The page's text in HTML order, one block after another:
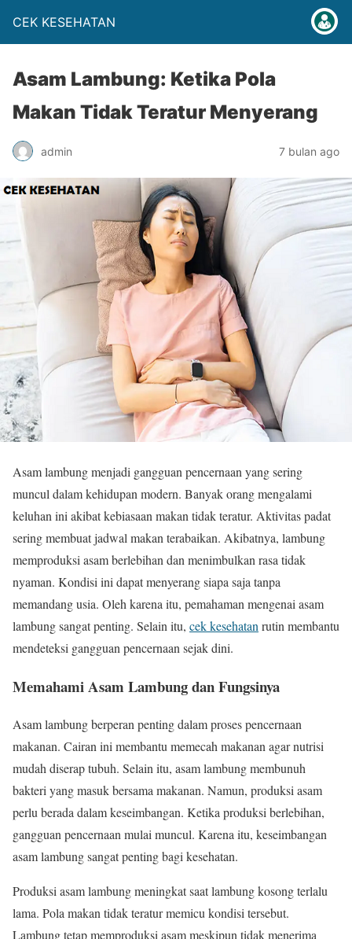
CEK KESEHATAN
Asam Lambung: Ketika Pola
Makan Tidak Teratur Menyerang
admin 7 bulan ago
Asam lambung menjadi gangguan pencernaan yang sering
muncul dalam kehidupan modern. Banyak orang mengalami
keluhan ini akibat kebiasaan makan tidak teratur. Aktivitas padat
sering membuat jadwal makan terabaikan. Akibatnya, lambung
memproduksi asam berlebihan dan menimbulkan rasa tidak
nyaman. Kondisi ini dapat menyerang siapa saja tanpa
memandang usia. Oleh karena itu, pemahaman mengenai asam
lambung sangat penting. Selain itu, cek kesehatan rutin membantu
mendeteksi gangguan pencernaan sejak dini.
Memahami Asam Lambung dan Fungsinya
Asam lambung berperan penting dalam proses pencernaan
makanan. Cairan ini membantu memecah makanan agar nutrisi
mudah diserap tubuh. Selain itu, asam lambung membunuh
bakteri yang masuk bersama makanan. Namun, produksi asam
perlu berada dalam keseimbangan. Ketika produksi berlebihan,
gangguan pencernaan mulai muncul. Karena itu, keseimbangan
asam lambung sangat penting bagi kesehatan.
Produksi asam lambung meningkat saat lambung kosong terlalu
lama. Pola makan tidak teratur memicu kondisi tersebut.
Lambung tetap memproduksi asam meskipun tidak menerima